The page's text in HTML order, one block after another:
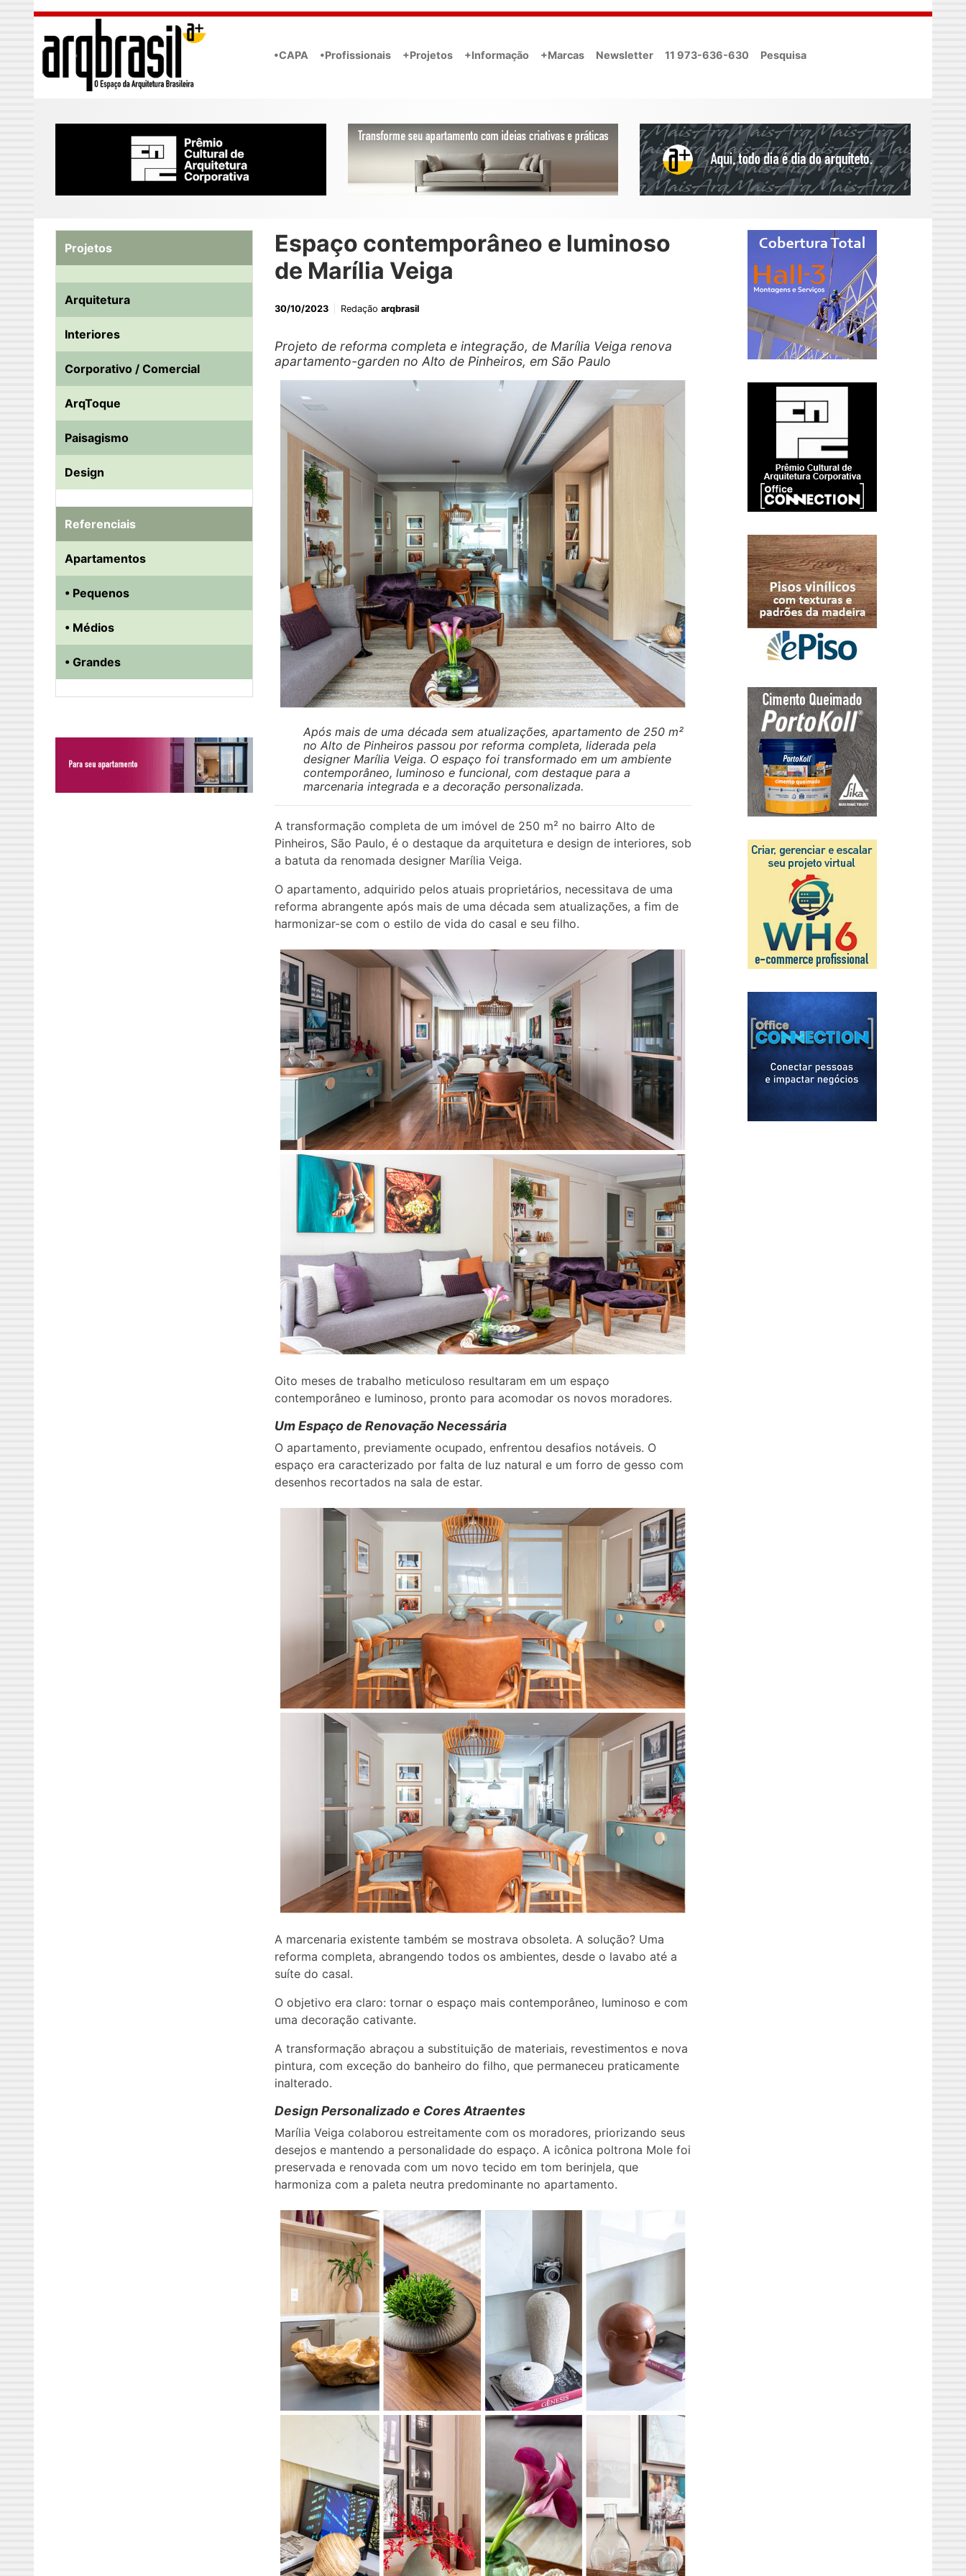
Skip to main content
•CAPA •Profissionais +Projetos +Informação +Marcas Newsletter 11 973-636-630 Pesquisa
Espaço contemporâneo e luminoso
de Marília Veiga
30/10/2023 Redação arqbrasil
Projeto de reforma completa e integração, de Marília Veiga renova
apartamento-garden no Alto de Pinheiros, em São Paulo
Após mais de uma década sem atualizações, apartamento de 250 m²
no Alto de Pinheiros passou por reforma completa, liderada pela
designer Marília Veiga. O espaço foi transformado em um ambiente
contemporâneo, luminoso e funcional, com destaque para a
marcenaria integrada e a decoração personalizada.
A transformação completa de um imóvel de 250 m² no bairro Alto de
Pinheiros, São Paulo, é o destaque da arquitetura e design de interiores, sob
a batuta da renomada designer Marília Veiga.
O apartamento, adquirido pelos atuais proprietários, necessitava de uma
reforma abrangente após mais de uma década sem atualizações, a fim de
harmonizar-se com o estilo de vida do casal e seu filho.
Oito meses de trabalho meticuloso resultaram em um espaço
contemporâneo e luminoso, pronto para acomodar os novos moradores.
Um Espaço de Renovação Necessária
O apartamento, previamente ocupado, enfrentou desafios notáveis. O
espaço era caracterizado por falta de luz natural e um forro de gesso com
desenhos recortados na sala de estar.
A marcenaria existente também se mostrava obsoleta. A solução? Uma
reforma completa, abrangendo todos os ambientes, desde o lavabo até a
suíte do casal.
O objetivo era claro: tornar o espaço mais contemporâneo, luminoso e com
uma decoração cativante.
A transformação abraçou a substituição de materiais, revestimentos e nova
pintura, com exceção do banheiro do filho, que permaneceu praticamente
inalterado.
Design Personalizado e Cores Atraentes
Marília Veiga colaborou estreitamente com os moradores, priorizando seus
desejos e mantendo a personalidade do espaço. A icônica poltrona Mole foi
preservada e renovada com um novo tecido em tom berinjela, que
harmoniza com a paleta neutra predominante no apartamento.
Projetos
Arquitetura
Interiores
Corporativo / Comercial
ArqToque
Paisagismo
Design
Referenciais
Apartamentos
• Pequenos
• Médios
• Grandes